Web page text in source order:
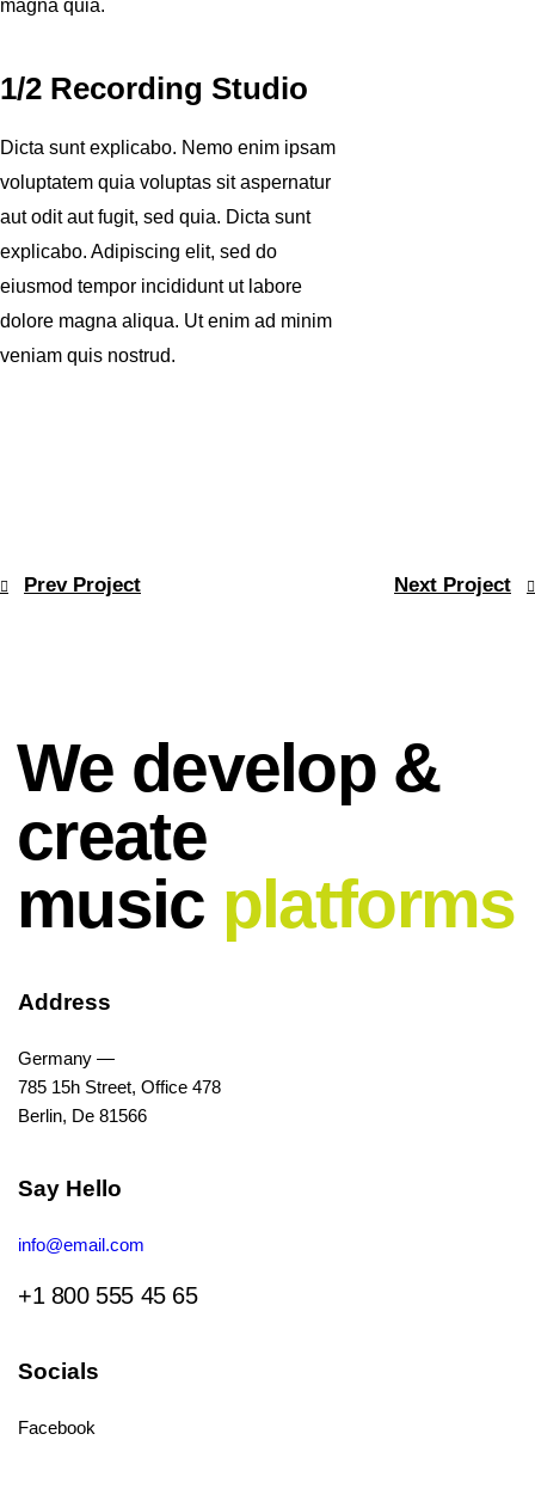
magna quia.
1/2 Recording Studio
Dicta sunt explicabo. Nemo enim ipsam
voluptatem quia voluptas sit aspernatur
aut odit aut fugit, sed quia. Dicta sunt
explicabo. Adipiscing elit, sed do
eiusmod tempor incididunt ut labore
dolore magna aliqua. Ut enim ad minim
veniam quis nostrud.
Prev Project Next Project
We develop &
create
music platforms
Address
Germany —
785 15h Street, Office 478
Berlin, De 81566
Say Hello
info@email.com
+1 800 555 45 65
Socials
Facebook